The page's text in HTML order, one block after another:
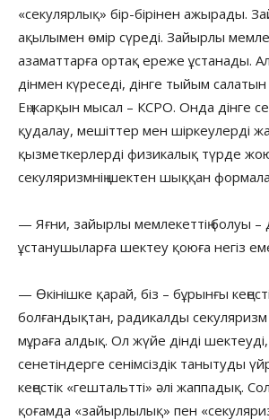
«секулярлық» бір-бірінен ажырады.
ақылымен өмір сүреді. Зайырлы
азаматтарға ортақ ереже ұстанады.
дінмен күреседі, дінге тыйым
Ең жарқын мысал – КСРО. Онда дінге
қудалау, мешіттер мен шіркеулерді
қызметкерлерді физикалық түрде
секуляризмнің шектен шыққан
— Яғни, зайырлы мемлекеттің болуы –
ұстанушыларға шектеу қоюға негіз
— Өкінішке қарай, біз – бұрынғы
болғандықтан, радикалды
мұраға алдық. Ол жүйе дінді
сенетіндерге сенімсіздік танытуды
кеңестік «гештальтті» әлі жаппадық. Сол
қоғамда «зайырлылық» пен